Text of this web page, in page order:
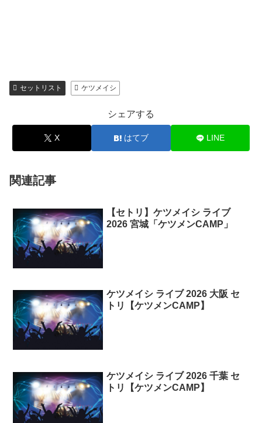
セットリスト ケツメイシ
シェアする
X はてブ LINE
関連記事
【セトリ】ケツメイシ ライブ
2026 宮城「ケツメンCAMP」
ケツメイシ ライブ 2026 大阪 セ
トリ【ケツメンCAMP】
ケツメイシ ライブ 2026 千葉 セ
トリ【ケツメンCAMP】